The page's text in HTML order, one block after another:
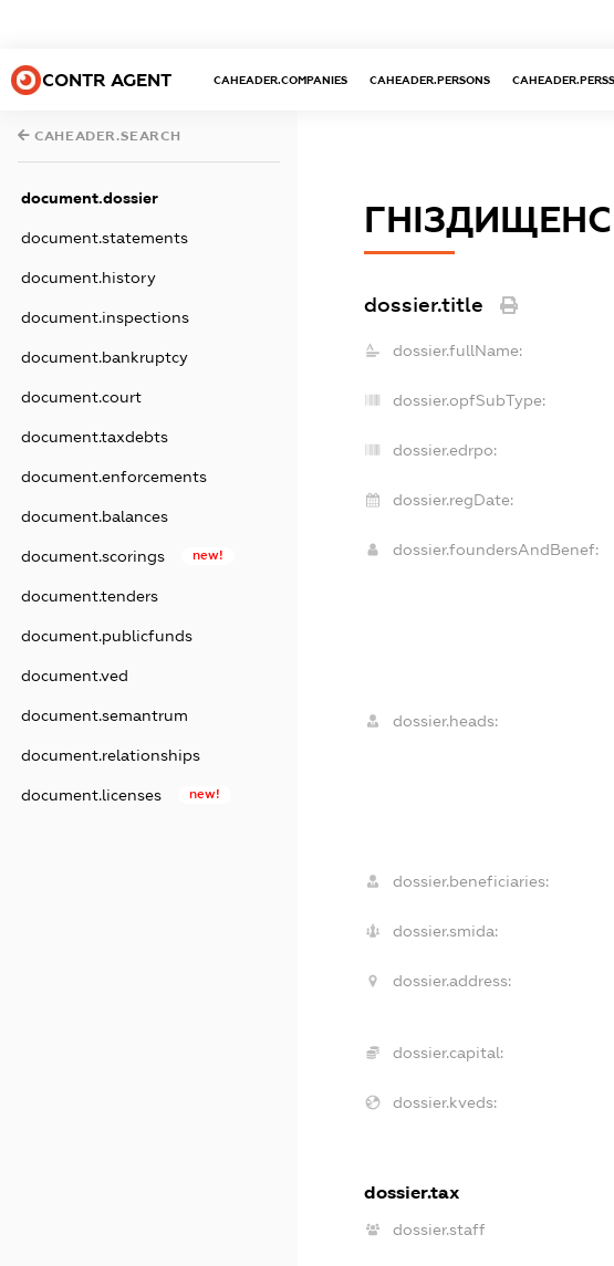
CONTR AGENT CAHEADER.COMPANIES CAHEADER.PERSONS
CAHEADER.SEARCH
document.dossier
document.statements
document.history
document.inspections
document.bankruptcy
document.court
document.taxdebts
document.enforcements
document.balances
document.scorings new!
document.tenders
document.publicfunds
document.ved
document.semantrum
document.relationships
document.licenses new!
dossier.title
dossier.fullName:
dossier.opfSubType:
dossier.edrpo:
dossier.regDate:
dossier.foundersAndBenef:
dossier.heads:
dossier.beneficiaries:
dossier.smida:
dossier.address:
dossier.capital:
dossier.kveds:
dossier.tax
dossier.staff